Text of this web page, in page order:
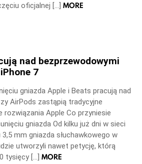
oficjalnej […] MORE
nad bezprzewodowymi
7
gniazda Apple i Beats pracują nad
AirPods zastąpią tradycyjne
rozwiązania Apple Co przyniesie
gniazda Od kilku już dni w sieci
mm gniazda słuchawkowego w
utworzyli nawet petycję, którą
tysięcy […] MORE